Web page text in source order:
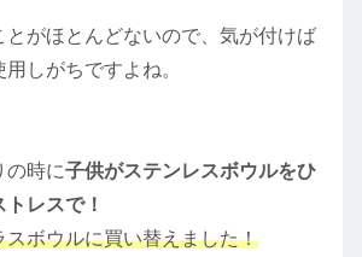
とがほとんどないので、気が付けば
しがちですよね。
の時に子供がステンレスボウルをひ
レスで！
スボウルに買い替えました！